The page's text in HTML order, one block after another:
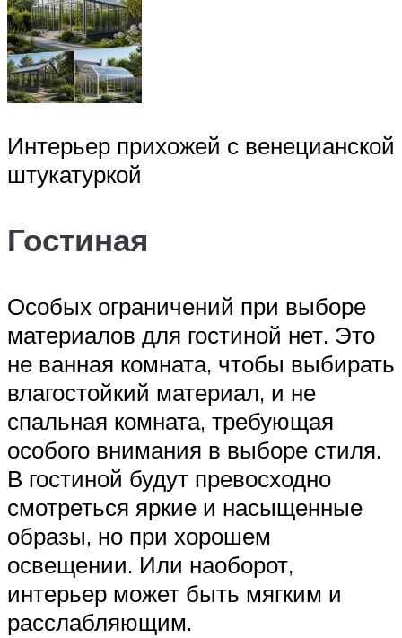
Интерьер прихожей с венецианской
штукатуркой
Гостиная
Особых ограничений при выборе
материалов для гостиной нет. Это
не ванная комната, чтобы выбирать
влагостойкий материал, и не
спальная комната, требующая
особого внимания в выборе стиля.
В гостиной будут превосходно
смотреться яркие и насыщенные
образы, но при хорошем
освещении. Или наоборот,
интерьер может быть мягким и
расслабляющим.